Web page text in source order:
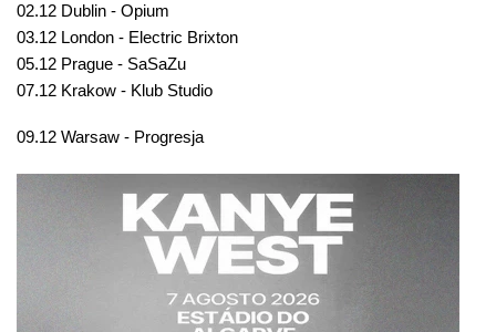
02.12 Dublin - Opium
03.12 London - Electric Brixton
05.12 Prague - SaSaZu
07.12 Krakow - Klub Studio
09.12 Warsaw - Progresja